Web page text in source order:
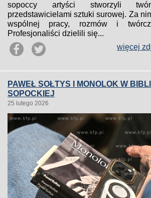
sopoccy artyści stworzyli
przedstawicielami sztuki surowej. Za
wspólnej pracy, rozmów i
Profesjonaliści dzielili się...
więcej
PAWEŁ SOŁTYS I MONOLOK W
SOPOCKIEJ
25 lutego 2026